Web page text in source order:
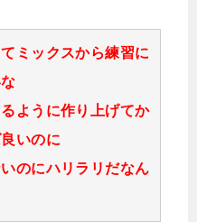
ミックスから練習に
ように作り上げてか
いのに
のにハリラリだなん